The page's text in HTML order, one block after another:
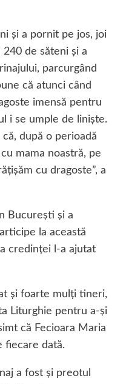
şi a pornit pe jos, joi
de săteni şi a
parcurgând
că atunci când
imensă pentru
i se umple de linişte.
după o perioadă
mama noastră, pe
cu dragoste”, a
Bucureşti şi a
la această
credinţei l-a ajutat
şi foarte mulţi tineri,
Liturghie pentru a-şi
că Fecioara Maria
fiecare dată.
a fost şi preotul